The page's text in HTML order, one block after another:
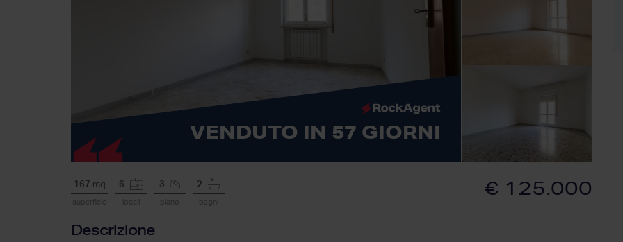
VENDUTO IN 57 GIORNI
167 mq
superficie
6
locali
3
piano
2
bagni
€ 125.000
Descrizione